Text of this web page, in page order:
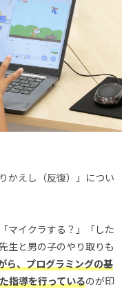
かえし（反復）」につい
マイクラする？」「した
生と男の子のやり取りも
ら、プログラミングの基
指導を行っているのが印